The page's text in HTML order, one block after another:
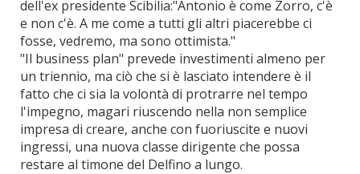
dell'ex presidente Scibilia:"Antonio è come Zorro, c'è
e non c'è. A me come a tutti gli altri piacerebbe ci
fosse, vedremo, ma sono ottimista."
"Il business plan" prevede investimenti almeno per
un triennio, ma ciò che si è lasciato intendere è il
fatto che ci sia la volontà di protrarre nel tempo
l'impegno, magari riuscendo nella non semplice
impresa di creare, anche con fuoriuscite e nuovi
ingressi, una nuova classe dirigente che possa
restare al timone del Delfino a lungo.